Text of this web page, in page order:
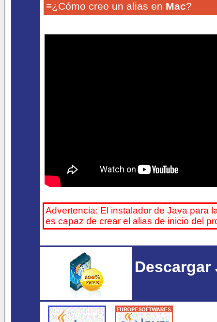
≡¿Cómo creo un alias en Mac?
Advertencia: El instalador de Java para
es capaz de crear el alias de inicio del